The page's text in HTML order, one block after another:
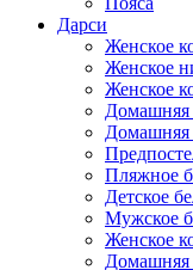
Дарси
Женское
Женское
Женское
Домашняя
Домашняя
Пляжное
Детское
Мужское
Женское